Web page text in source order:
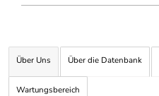
Über Uns Über die Datenbank
Wartungsbereich